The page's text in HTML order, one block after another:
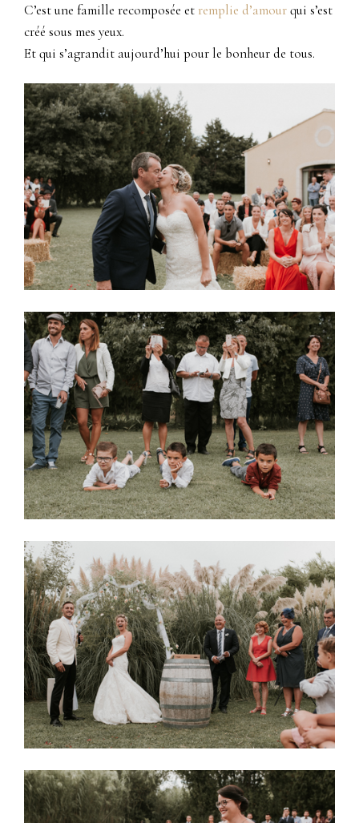
C’est une famille recomposée et remplie d’amourqui s’est
créé sous mes yeux.
Et qui s’agrandit aujourd’hui pour le bonheur de tous.